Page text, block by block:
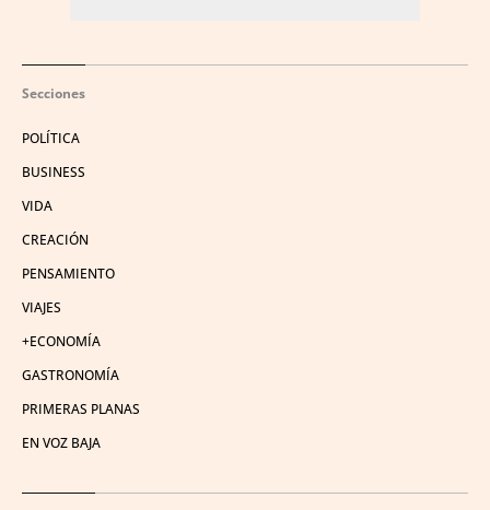
Secciones
POLÍTICA
BUSINESS
VIDA
CREACIÓN
PENSAMIENTO
VIAJES
+ECONOMÍA
GASTRONOMÍA
PRIMERAS PLANAS
EN VOZ BAJA